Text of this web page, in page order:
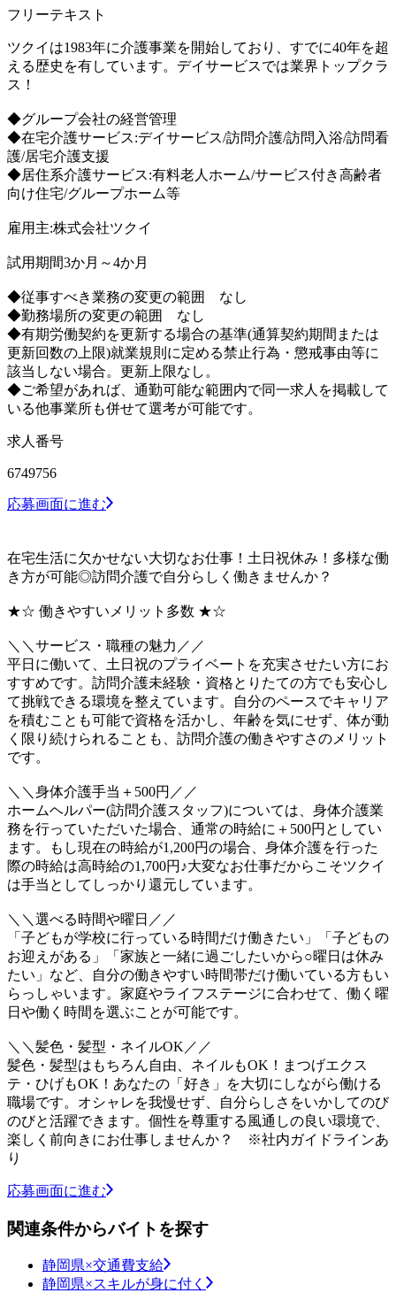
フリーテキスト
ツクイは1983年に介護事業を開始しており、すでに40年を超
える歴史を有しています。デイサービスでは業界トップクラ
ス！
◆グループ会社の経営管理
◆在宅介護サービス:デイサービス/訪問介護/訪問入浴/訪問看
護/居宅介護支援
◆居住系介護サービス:有料老人ホーム/サービス付き高齢者
向け住宅/グループホーム等
雇用主:株式会社ツクイ
試用期間3か月～4か月
◆従事すべき業務の変更の範囲 なし
◆勤務場所の変更の範囲 なし
◆有期労働契約を更新する場合の基準(通算契約期間または
更新回数の上限)就業規則に定める禁止行為・懲戒事由等に
該当しない場合。更新上限なし。
◆ご希望があれば、通勤可能な範囲内で同一求人を掲載して
いる他事業所も併せて選考が可能です。
求人番号
6749756
応募画面に進む
在宅生活に欠かせない大切なお仕事！土日祝休み！多様な働
き方が可能◎訪問介護で自分らしく働きませんか？
★☆ 働きやすいメリット多数 ★☆
＼＼サービス・職種の魅力／／
平日に働いて、土日祝のプライベートを充実させたい方にお
すすめです。訪問介護未経験・資格とりたての方でも安心し
て挑戦できる環境を整えています。自分のペースでキャリア
を積むことも可能で資格を活かし、年齢を気にせず、体が動
く限り続けられることも、訪問介護の働きやすさのメリット
です。
＼＼身体介護手当＋500円／／
ホームヘルパー(訪問介護スタッフ)については、身体介護業
務を行っていただいた場合、通常の時給に＋500円としてい
ます。もし現在の時給が1,200円の場合、身体介護を行った
際の時給は高時給の1,700円♪大変なお仕事だからこそツクイ
は手当としてしっかり還元しています。
＼＼選べる時間や曜日／／
「子どもが学校に行っている時間だけ働きたい」「子どもの
お迎えがある」「家族と一緒に過ごしたいから○曜日は休み
たい」など、自分の働きやすい時間帯だけ働いている方もい
らっしゃいます。家庭やライフステージに合わせて、働く曜
日や働く時間を選ぶことが可能です。
＼＼髪色・髪型・ネイルOK／／
髪色・髪型はもちろん自由、ネイルもOK！まつげエクス
テ・ひげもOK！あなたの「好き」を大切にしながら働ける
職場です。オシャレを我慢せず、自分らしさをいかしてのび
のびと活躍できます。個性を尊重する風通しの良い環境で、
楽しく前向きにお仕事しませんか？ ※社内ガイドラインあ
り
応募画面に進む
関連条件からバイトを探す
静岡県×交通費支給
静岡県×スキルが身に付く